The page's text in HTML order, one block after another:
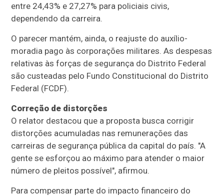
entre 24,43% e 27,27% para policiais civis,
dependendo da carreira.
O parecer mantém, ainda, o reajuste do auxílio-
moradia pago às corporações militares. As despesas
relativas às forças de segurança do Distrito Federal
são custeadas pelo Fundo Constitucional do Distrito
Federal (FCDF).
Correção de distorções
O relator destacou que a proposta busca corrigir
distorções acumuladas nas remunerações das
carreiras de segurança pública da capital do país. "A
gente se esforçou ao máximo para atender o maior
número de pleitos possível", afirmou.
Para compensar parte do impacto financeiro do